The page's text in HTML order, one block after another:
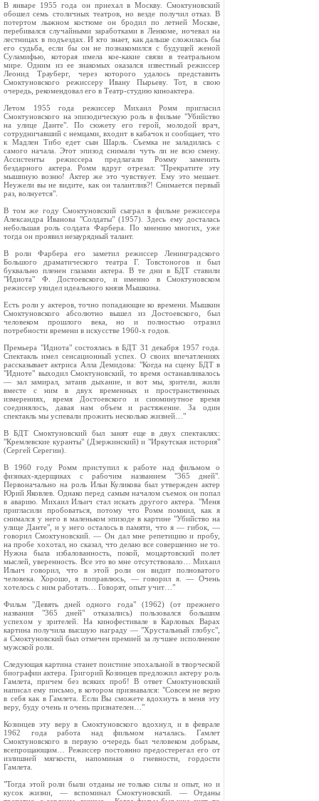
В январе 1955 года он приехал в Москву. Смоктуновский
обошел семь столичных театров, но везде получил отказ. В
потертом лыжном костюме он бродил по летней Москве,
перебивался случайными заработками в Ленкоме, ночевал на
лестницах в подъездах. И кто знает, как дальше сложилась бы
его судьба, если бы он не познакомился с будущей женой
Суламифью, которая имела кое-какие связи в театральном
мире. Одним из ее знакомых оказался известный режиссер
Леонид Трауберг, через которого удалось представить
Смоктуновского режиссеру Ивану Пырьеву. Тот, в свою
очередь, рекомендовал его в Театр-студию киноактера.
Летом 1955 года режиссер Михаил Ромм пригласил
Смоктуновского на эпизодическую роль в фильме "Убийство
на улице Данте". По сюжету его герой, молодой врач,
сотрудничавший с немцами, входит в кабачок и сообщает, что
к Мадлен Тибо едет сын Шарль. Съемка не заладилась с
самого начала. Этот эпизод снимали чуть ли не всю смену.
Ассистенты режиссера предлагали Ромму заменить
бездарного актера. Ромм вдруг отрезал: "Прекратите эту
мышиную возню! Актер же это чувствует. Ему это мешает.
Неужели вы не видите, как он талантлив?! Снимается первый
раз, волнуется".
В том же году Смоктуновский сыграл в фильме режиссера
Александра Иванова "Солдаты" (1957). Здесь ему досталась
небольшая роль солдата Фарбера. По мнению многих, уже
тогда он проявил незаурядный талант.
В роли Фарбера его заметил режиссер Ленинградского
Большого драматического театра Г. Товстоногов и был
буквально пленен глазами актера. В те дни в БДТ ставили
"Идиота" Ф. Достоевского, и именно в Смоктуновском
режиссер увидел идеального князя Мышкина.
Есть роли у актеров, точно попадающие ко времени. Мышкин
Смоктуновского абсолютно вышел из Достоевского, был
человеком прошлого века, но и полностью отразил
потребности времени в искусстве 1960-х годов.
Премьера "Идиота" состоялась в БДТ 31 декабря 1957 года.
Спектакль имел сенсационный успех. О своих впечатлениях
рассказывает актриса Алла Демидова: "Когда на сцену БДТ в
"Идиоте" выходил Смоктуновский, то время останавливалось
— зал замирал, затаив дыхание, и вот мы, зрители, жили
вместе с ним в двух временных и пространственных
измерениях, время Достоевского и сиюминутное время
соединялось, давая нам объем и растяжение. За один
спектакль мы успевали прожить несколько жизней…"
В БДТ Смоктуновский был занят еще в двух спектаклях:
"Кремлевские куранты" (Дзержинский) и "Иркутская история"
(Сергей Серегин).
В 1960 году Ромм приступил к работе над фильмом о
физиках-ядерщиках с рабочим названием "365 дней".
Первоначально на роль Ильи Куликова был утвержден актер
Юрий Яковлев. Однако перед самым началом съемок он попал
в аварию. Михаил Ильич стал искать другого актера. "Меня
пригласили пробоваться, потому что Ромм помнил, как я
снимался у него в маленьком эпизоде в картине "Убийство на
улице Данте", и у него осталось в памяти, что я — гибок, —
говорил Смоктуновский. — Он дал мне репетицию и пробу,
на пробе хохотал, но сказал, что делаю все совершенно не то.
Нужна была избалованность, покой, моцартовский полет
мыслей, уверенность. Все это во мне отсутствовало… Михаил
Ильич говорил, что в этой роли он видит полноватого
человека. Хорошо, я поправлюсь, — говорил я. — Очень
хотелось с ним работать… Говорят, опыт учит…"
Фильм "Девять дней одного года" (1962) (от прежнего
названия "365 дней" отказались) пользовался большим
успехом у зрителей. На кинофестивале в Карловых Варах
картина получила высшую награду — "Хрустальный глобус",
а Смоктуновский был отмечен премией за лучшее исполнение
мужской роли.
Следующая картина станет поистине эпохальной в творческой
биографии актера. Григорий Козинцев предложил актеру роль
Гамлета, причем без всяких проб! В ответ Смоктуновский
написал ему письмо, в котором признавался: "Совсем не верю
в себя как в Гамлета. Если Вы сможете вдохнуть в меня эту
веру, буду очень и очень признателен…"
Козинцев эту веру в Смоктуновского вдохнул, и в феврале
1962 года работа над фильмом началась. Гамлет
Смоктуновского в первую очередь был человеком добрым,
всепрощающим… Режиссер постоянно предостерегал его от
излишней мягкости, напоминая о гневности, гордости
Гамлета.
"Тогда этой роли были отданы не только силы и опыт, но и
кусок жизни, — вспоминал Смоктуновский. — Отданы